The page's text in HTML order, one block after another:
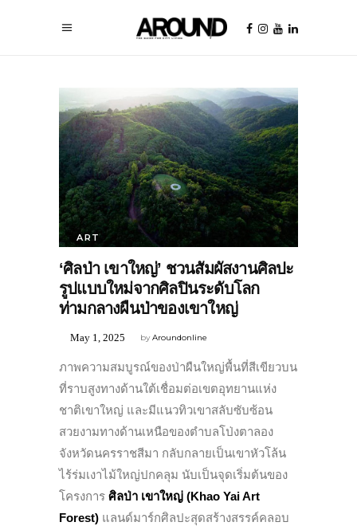
ART
‘ศิลป่า เขาใหญ่’ ชวนสัมผัสงานศิลปะ
รูปแบบใหม่จากศิลปินระดับโลก
ท่ามกลางผืนป่าของเขาใหญ่
byAroundonline
May 1, 2025
ภาพความสมบูรณ์ของป่าผืนใหญ่พื้นที่สีเขียวบน
ที่ราบสูงทางด้านใต้เชื่อมต่อเขตอุทยานแห่ง
ชาติเขาใหญ่ และมีแนวทิวเขาสลับซับซ้อน
สวยงามทางด้านเหนือของตำบลโป่งตาลอง
จังหวัดนครราชสีมา กลับกลายเป็นเขาหัวโล้น
ไร้ร่มเงาไม้ใหญ่ปกคลุม นับเป็นจุดเริ่มต้นของ
โครงการ ศิลป่า เขาใหญ่ (Khao Yai Art
Forest) แลนด์มาร์กศิลปะสุดสร้างสรรค์คลอบ